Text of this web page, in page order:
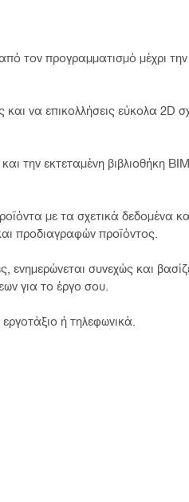
τον προγραμματισμό μέχρι
να επικολλήσεις εύκολα 2D
την εκτεταμένη βιβλιοθήκη
με τα σχετικά δεδομένα
προδιαγραφών προϊόντος.
ενημερώνεται συνεχώς και
για το έργο σου.
ή τηλεφωνικά.